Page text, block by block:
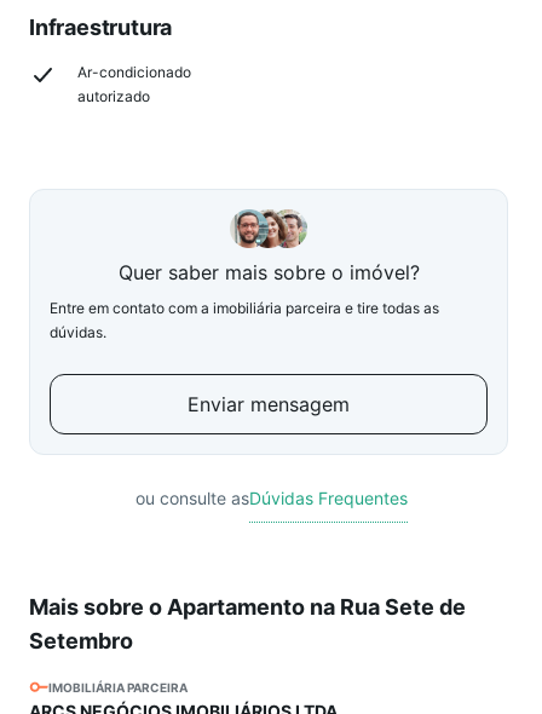
Infraestrutura
Ar-condicionado
autorizado
Quer saber mais sobre o imóvel?
Entre em contato com a imobiliária parceira e tire todas as
dúvidas.
Enviar mensagem
ou consulte asDúvidas Frequentes
Mais sobre o Apartamento na Rua Sete de
Setembro
IMOBILIÁRIA PARCEIRA